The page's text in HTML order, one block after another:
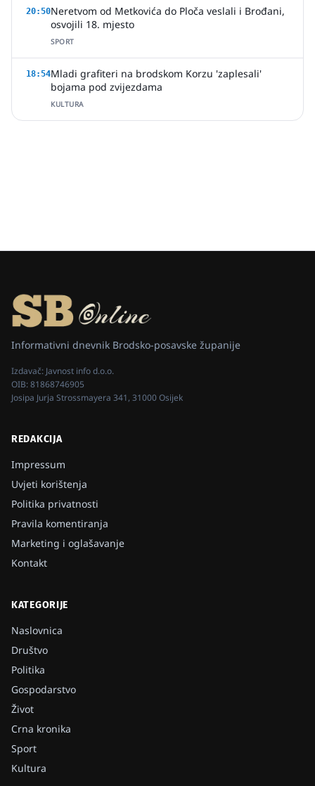
20:50Neretvom od Metkovića do Ploča veslali i Brođani,
osvojili 18. mjesto
SPORT
18:54Mladi grafiteri na brodskom Korzu 'zaplesali'
bojama pod zvijezdama
KULTURA
Informativni dnevnik Brodsko-posavske županije
Izdavač: Javnost info d.o.o.
OIB:81868746905
Josipa Jurja Strossmayera 341, 31000 Osijek
REDAKCIJA
Impressum
Uvjeti korištenja
Politika privatnosti
Pravila komentiranja
Marketing i oglašavanje
Kontakt
KATEGORIJE
Naslovnica
Društvo
Politika
Gospodarstvo
Život
Crna kronika
Sport
Kultura